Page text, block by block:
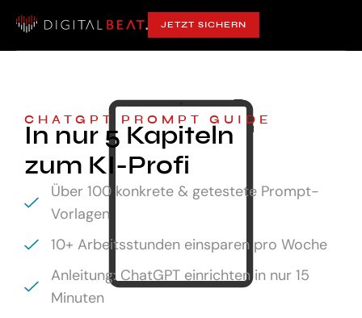
JETZT SICHERN
CHATGPT PROMPT GUIDE
In nur 5 Kapiteln
zum KI-Profi
Über 100 konkrete & getestete Prompt-
Vorlagen
10+ Arbeitsstunden einsparen pro Woche
Anleitung: ChatGPT einrichten in nur 15
Minuten